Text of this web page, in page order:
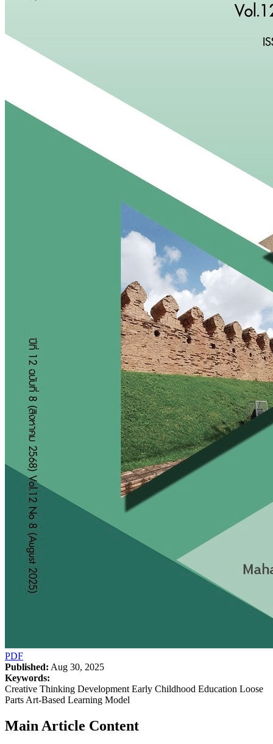
PDF
Published: Aug 30, 2025
Keywords:
Creative Thinking Development Early Childhood Education Loose
Parts Art-Based Learning Model
Main Article Content